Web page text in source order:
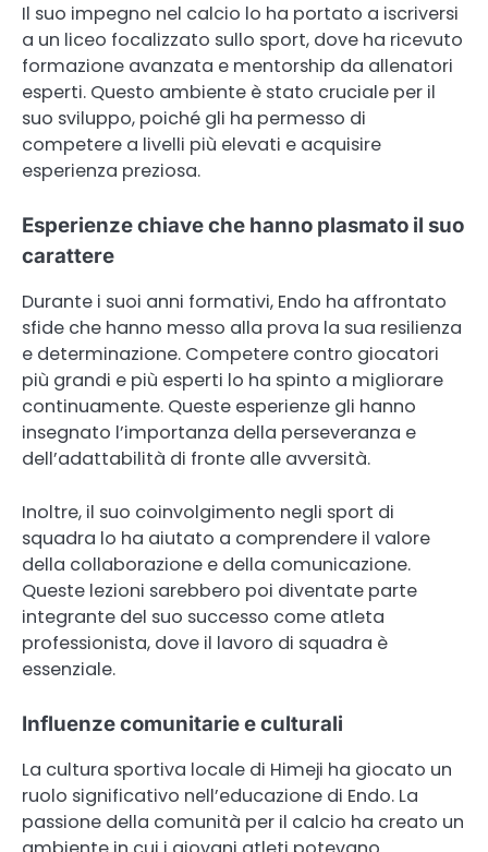
Il suo impegno nel calcio lo ha portato a iscriversi
a un liceo focalizzato sullo sport, dove ha ricevuto
formazione avanzata e mentorship da allenatori
esperti. Questo ambiente è stato cruciale per il
suo sviluppo, poiché gli ha permesso di
competere a livelli più elevati e acquisire
esperienza preziosa.
Esperienze chiave che hanno plasmato il suo
carattere
Durante i suoi anni formativi, Endo ha affrontato
sfide che hanno messo alla prova la sua resilienza
e determinazione. Competere contro giocatori
più grandi e più esperti lo ha spinto a migliorare
continuamente. Queste esperienze gli hanno
insegnato l’importanza della perseveranza e
dell’adattabilità di fronte alle avversità.
Inoltre, il suo coinvolgimento negli sport di
squadra lo ha aiutato a comprendere il valore
della collaborazione e della comunicazione.
Queste lezioni sarebbero poi diventate parte
integrante del suo successo come atleta
professionista, dove il lavoro di squadra è
essenziale.
Influenze comunitarie e culturali
La cultura sportiva locale di Himeji ha giocato un
ruolo significativo nell’educazione di Endo. La
passione della comunità per il calcio ha creato un